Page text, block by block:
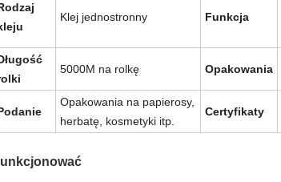
Klej jednostronny Funkcja
5000M na rolkę Opakowania
Opakowania na papierosy,
herbatę, kosmetyki itp.
Certyfikaty